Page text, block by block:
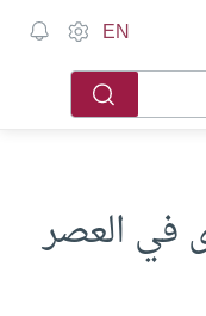
EN
في العصر